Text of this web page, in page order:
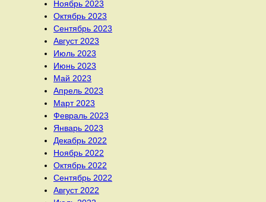
Ноябрь 2023
Октябрь 2023
Сентябрь 2023
Август 2023
Июль 2023
Июнь 2023
Май 2023
Апрель 2023
Март 2023
Февраль 2023
Январь 2023
Декабрь 2022
Ноябрь 2022
Октябрь 2022
Сентябрь 2022
Август 2022